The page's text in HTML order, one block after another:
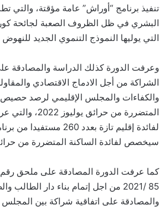
تنفيذ برنامج “أوراش” عامة مؤقتة، والتي
البشري في ظل الظروف الصعبة لجائحة
التي يوليها النموذج التنموي الجديد
الشراكة من أجل الادماج الاقتصادي
والكفاءات والمجلس الإقليمي لرصد حصيص
المتضررة من
لفائدة إقليم تازة بعدد 260
سيخصص لفائدة الساكنة المتضررة من
85 /2021 من اجل إتمام بناء دار
والمصادقة على اتفاقية شراكة بين